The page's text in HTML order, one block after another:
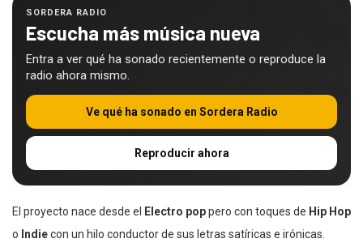
SORDERA RADIO
Escucha más música nueva
Entra a ver qué ha sonado recientemente o reproduce la
radio ahora mismo.
Ve qué ha sonado en Sordera Radio
Reproducir ahora
El proyecto nace desde el Electro poppero con toques de Hip Hop
o Indiecon un hilo conductor de sus letras satíricas e irónicas.